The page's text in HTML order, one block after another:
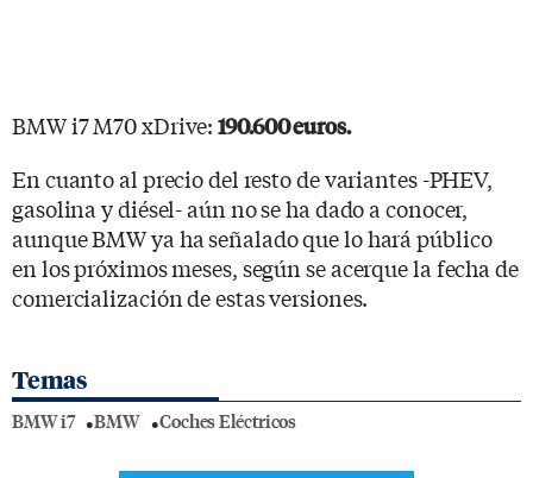
BMW i7 M70 xDrive:190.600 euros.
En cuanto al precio del resto de variantes -PHEV,
gasolina y diésel- aún no se ha dado a conocer,
aunque BMW ya ha señalado que lo hará público
en los próximos meses, según se acerque la fecha de
comercialización de estas versiones.
Temas
BMW i7 BMW Coches Eléctricos